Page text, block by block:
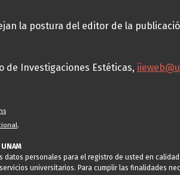
la postura del editor de la
de Investigaciones Estéticas,
.
personales para el registro de usted en
universitarios. Para cumplir las finalidades